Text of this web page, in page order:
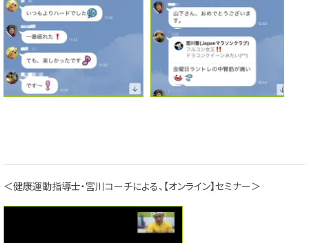
＜健康運動指導士・宮川コーチによる、【オンライン】セミナー＞